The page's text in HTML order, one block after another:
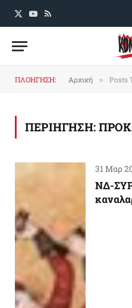
X
YouTube
RSS
ΠΛΟΗΓΗΣΗ: Αρχική » Posts
ΠΕΡΙΗΓΗΣΗ:
31 Μαρ
ΝΔ-